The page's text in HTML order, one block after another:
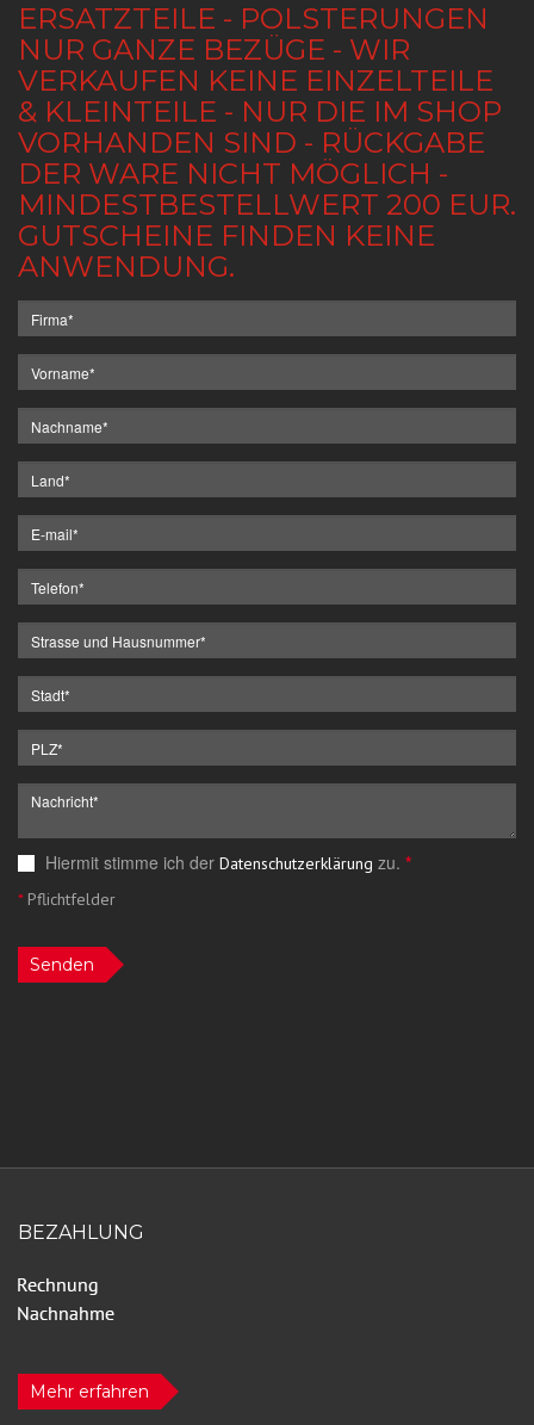
ERSATZTEILE - POLSTERUNGEN
NUR GANZE BEZÜGE - WIR
VERKAUFEN KEINE EINZELTEILE
& KLEINTEILE - NUR DIE IM SHOP
VORHANDEN SIND - RÜCKGABE
DER WARE NICHT MÖGLICH -
MINDESTBESTELLWERT 200 EUR.
GUTSCHEINE FINDEN KEINE
ANWENDUNG.
Hiermit stimme ich der Datenschutzerklärung zu. *
*Pflichtfelder
Senden
BEZAHLUNG
Mehr erfahren